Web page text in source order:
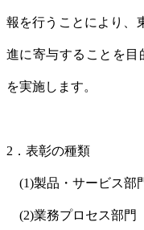
報を行うことにより、
進に寄与することを
を実施します。
2．表彰の種類
(1)製品・サービス部
(2)業務プロセス部門